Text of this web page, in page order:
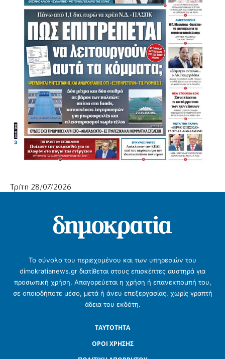
Τρίτη 28/07/2026
Το σύνολο του περιεχομένου και των υπηρεσιών του
dimokratianews.gr διατίθεται στους επισκέπτες αυστηρά για
προσωπική χρήση. Απαγορεύεται η χρήση ή επανεκπομπή του,
σε οποιοδήποτε μέσο, μετά ή άνευ επεξεργασίας, χωρίς γραπτή
άδεια του εκδότη.
ΤΑΥΤΟΤΗΤΑ
ΟΡΟΙ ΧΡΗΣΗΣ